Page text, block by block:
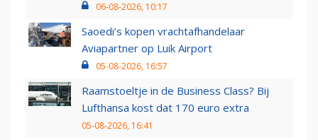
06-08-2026, 10:17
Saoedi’s kopen vrachtafhandelaar
Aviapartner op Luik Airport
05-08-2026, 16:57
Raamstoeltje in de Business Class? Bij
Lufthansa kost dat 170 euro extra
05-08-2026, 16:41